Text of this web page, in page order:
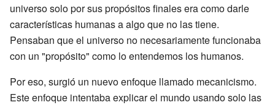
universo solo por sus propósitos finales era como darle
características humanas a algo que no las tiene.
Pensaban que el universo no necesariamente funcionaba
con un "propósito" como lo entendemos los humanos.
Por eso, surgió un nuevo enfoque llamado mecanicismo.
Este enfoque intentaba explicar el mundo usando solo las